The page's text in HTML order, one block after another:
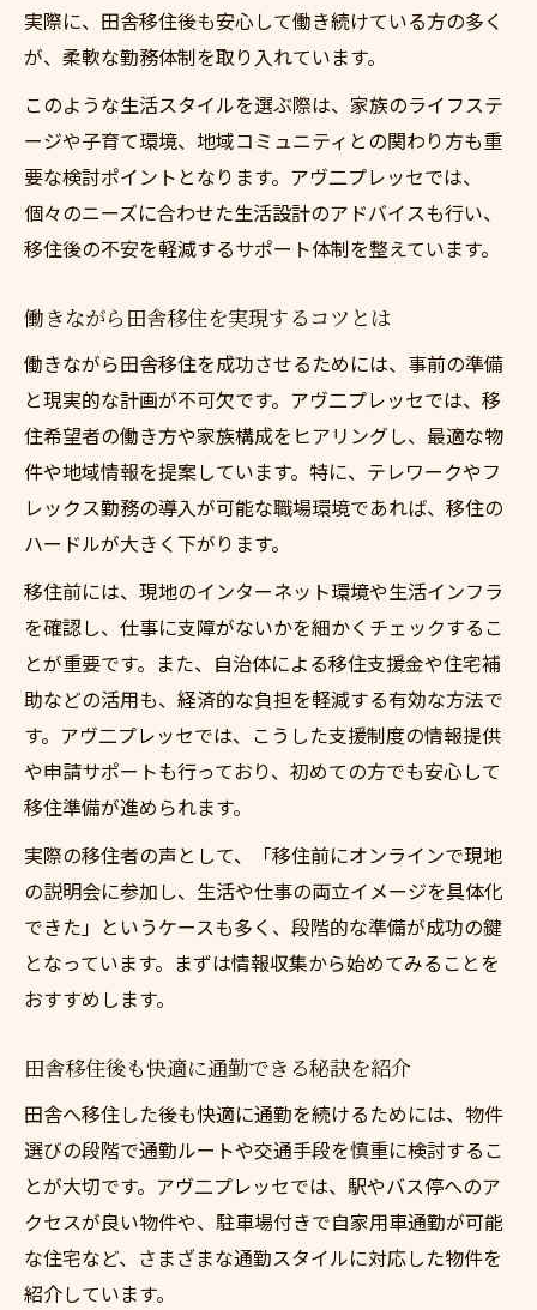
実際に、田舎移住後も安心して働き続けている方の多く
が、柔軟な勤務体制を取り入れています。
このような生活スタイルを選ぶ際は、家族のライフステ
ージや子育て環境、地域コミュニティとの関わり方も重
要な検討ポイントとなります。アヴ二プレッセでは、
個々のニーズに合わせた生活設計のアドバイスも行い、
移住後の不安を軽減するサポート体制を整えています。
働きながら田舎移住を実現するコツとは
働きながら田舎移住を成功させるためには、事前の準備
と現実的な計画が不可欠です。アヴ二プレッセでは、移
住希望者の働き方や家族構成をヒアリングし、最適な物
件や地域情報を提案しています。特に、テレワークやフ
レックス勤務の導入が可能な職場環境であれば、移住の
ハードルが大きく下がります。
移住前には、現地のインターネット環境や生活インフラ
を確認し、仕事に支障がないかを細かくチェックするこ
とが重要です。また、自治体による移住支援金や住宅補
助などの活用も、経済的な負担を軽減する有効な方法で
す。アヴ二プレッセでは、こうした支援制度の情報提供
や申請サポートも行っており、初めての方でも安心して
移住準備が進められます。
実際の移住者の声として、「移住前にオンラインで現地
の説明会に参加し、生活や仕事の両立イメージを具体化
できた」というケースも多く、段階的な準備が成功の鍵
となっています。まずは情報収集から始めてみることを
おすすめします。
田舎移住後も快適に通勤できる秘訣を紹介
田舎へ移住した後も快適に通勤を続けるためには、物件
選びの段階で通勤ルートや交通手段を慎重に検討するこ
とが大切です。アヴ二プレッセでは、駅やバス停へのア
クセスが良い物件や、駐車場付きで自家用車通勤が可能
な住宅など、さまざまな通勤スタイルに対応した物件を
紹介しています。